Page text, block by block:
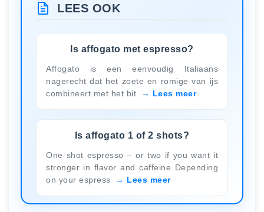
LEES OOK
Is affogato met espresso?
Affogato is een eenvoudig Italiaans
nagerecht dat het zoete en romige van ijs
combineert met het bit
Lees meer
Is affogato 1 of 2 shots?
One shot espresso – or two if you want it
stronger in flavor and caffeine Depending
on your espress
Lees meer